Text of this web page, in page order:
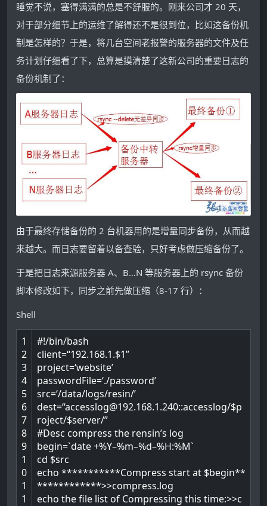
睡觉不说，塞得满满的总是不舒服的。刚来公司才 20 天，
对于部分细节上的运维了解得还不是很到位，比如这备份机
制是怎样的？于是，将几台空间老报警的服务器的文件及任
务计划仔细看了下，总算是摸清楚了这新公司的重要日志的
备份机制了：
由于最终存储备份的 2 台机器用的是增量同步备份，从而越
来越大。而日志要留着以备查验，只好考虑做压缩备份了。
于是把日志来源服务器 A、B…N 等服务器上的 rsync 备份
脚本修改如下，同步之前先做压缩（8-17 行）：
Shell
1
2
3
4
5
6
7
8
9
1
0
1
1
#!/bin/bash
client=“192.168.1.$1”
project=‘website’
passwordFile=‘./password’
src=‘/data/logs/resin/’
dest=“accesslog@192.168.1.240::accesslog/$p
roject/$server/”
#Desc compress the rensin’s log
begin=`date+%Y–%m–%d–%H:%M`
cd $src
echo ***********Compress startat $begin**
************>>compress.log
echo thefile list of Compressing this time:>>c